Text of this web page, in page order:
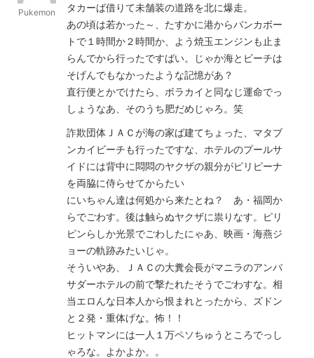
Pukemon
タカーば借りて未舗装の道路を北に爆走。
あの頃は若かった～、たすかに港からバンカボー
トで１時間か２時間か、よう焼玉エンジンも止ま
らんでから行ったですばい。じゃか海とビーチは
そげんでもなかったような記憶があ？
直行便とかでけたら、ボラカイと同なじ運命でっ
しょうなあ、そのうち肥だめじゃろ。笑
詐欺団体ＪＡＣが海の家ば建てちょった、マタブ
ンカイビーチも行ったですな、ホテルのプールサ
イドには背中に悶悶のヤクザの親分がピリピーナ
を両脇に侍らせてからたい
にいちゃん達は何処から来たとね？ あ・福岡か
らでごわす。後は触らぬヤクザに祟りなす。ピリ
ピンらしか光景でごわしたにゃあ、映画・海燕ジ
ョーの軌跡みたいじゃ。
そういやあ、ＪＡＣの大糞会長がマニラのアンバ
サダーホテルの前で撃たれたそうでごわすな。相
当エロんな日本人から恨まれとったから、ズドン
と２発・重体げな。怖！！
ヒットマンには一人１万ペソちゅうところでっし
ゃろな。よかよか。。